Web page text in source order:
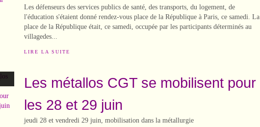
Les défenseurs des services publics de santé, des transports, du logement, de
l'éducation s'étaient donné rendez-vous place de la République à Paris, ce samedi. La
place de la République était, ce samedi, occupée par les participants déterminés au
villagedes...
LIRE LA SUITE
Les métallos CGT se mobilisent pour
les 28 et 29 juin
jeudi 28 et vendredi 29 juin, mobilisation dans la métallurgie